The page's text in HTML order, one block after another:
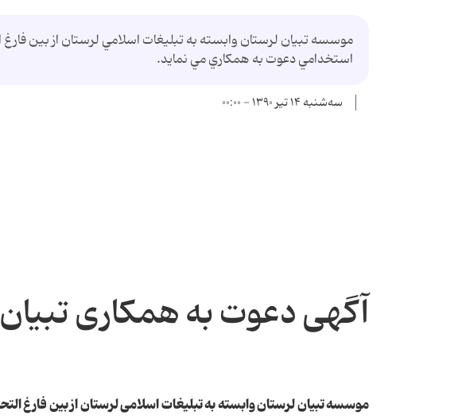
موسسه تبيان لرستان وابسته به تبليغات اسلامي لرستان از بين فارغ
استخدامي دعوت به همکاري مي نمايد.
سه‌شنبه ۱۴ تیر ۱۳۹۰ - ۰۰:۰۰
آگهی دعوت به همکاری
موسسه تبیان لرستان وابسته به تبلیغات اسلامی لرستان از بین فارغ